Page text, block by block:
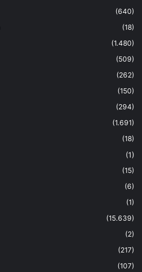
(640)
(18)
(1.480)
(509)
(262)
(150)
(294)
(1.691)
(18)
(1)
(15)
(6)
(1)
(15.639)
(2)
(217)
(107)